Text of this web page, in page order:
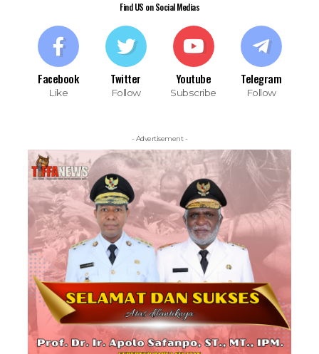
Find US on Social Medias
Facebook
Like
Twitter
Follow
Youtube
Subscribe
Telegram
Follow
- Advertisement -